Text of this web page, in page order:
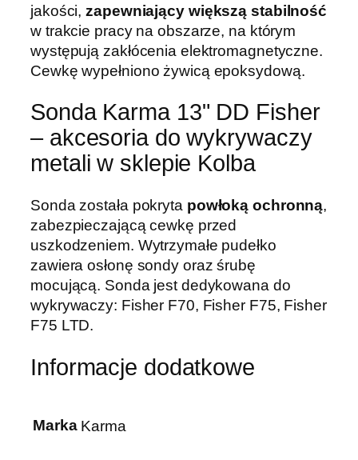
jakości,zapewniający większą stabilność
w trakcie pracy na obszarze, na którym
występują zakłócenia elektromagnetyczne.
Cewkę wypełniono żywicą epoksydową.
Sonda Karma 13" DD Fisher
– akcesoria do wykrywaczy
metali w sklepie Kolba
Sonda została pokryta powłoką ochronną,
zabezpieczającą cewkę przed
uszkodzeniem. Wytrzymałe pudełko
zawiera osłonę sondy oraz śrubę
mocującą. Sonda jest dedykowana do
wykrywaczy: Fisher F70, Fisher F75, Fisher
F75 LTD.
Informacje dodatkowe
Marka Karma